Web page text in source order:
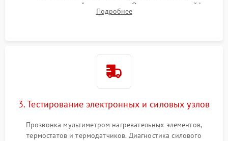
стеклокерамической поверхности. Отсоединение шлейфов
сенсорного блока для доступа к силовым платам, катушкам
Подробнее
3. Тестирование электронных и силовых узлов
Прозвонка мультиметром нагревательных элементов,
термостатов и термодатчиков. Диагностика силового